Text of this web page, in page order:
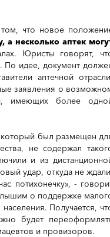
том, что новое
несколько аптек
Юристы говорят,
По идее, документ
аптечной
заявления о
имеющих более
который был размещен
не содержал
и из
удар, откуда не
потихонечку», -
о поддержке
Получается,
будет
и провизоров.